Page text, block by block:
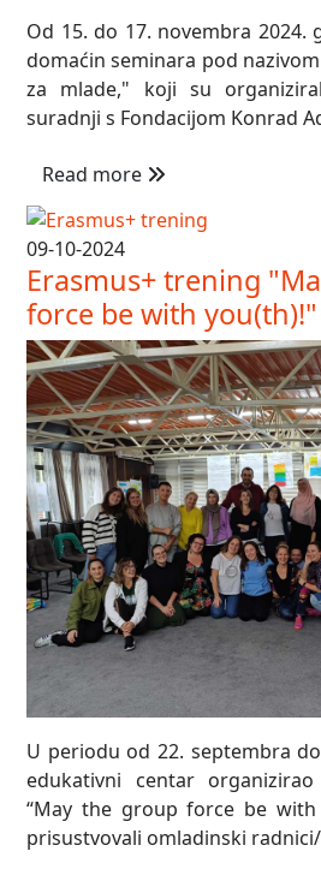
Od 15. do 17. novembra 2024.
domaćin seminara pod
za mlade," koji su
suradnji s Fondacijom Konrad
Read more
09-10-2024
Erasmus+ trening
force be with
U periodu od 22. septembra
edukativni centar
“May the group force be with
prisustvovali omladinski radnici/